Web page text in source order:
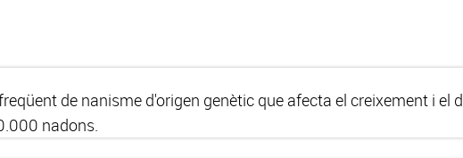
de nanisme d'origen genètic que afecta el creixement i
nadons.